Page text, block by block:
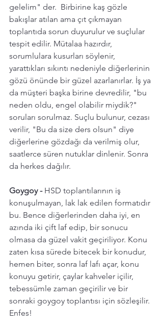
gelelim" der.  Birbirine kaş gözle
bakışlar atılan ama çıt çıkmayan
toplantıda sorun duyurulur ve suçlular
tespit edilir. Mütalaa hazırdır,
sorumlulara kusurları söylenir,
yarattıkları sıkıntı nedeniyle diğerlerinin
gözü önünde bir güzel azarlanırlar. İş ya
da müşteri başka birine devredilir, "bu
neden oldu, engel olabilir miydik?"
soruları sorulmaz. Suçlu bulunur, cezası
verilir, "Bu da size ders olsun" diye
diğerlerine gözdağı da verilmiş olur,
saatlerce süren nutuklar dinlenir. Sonra
da herkes dağılır.
Goygoy - HSD toplantılarının iş
konuşulmayan, lak lak edilen formatıdır
bu. Bence diğerlerinden daha iyi, en
azında iki çift laf edip, bir sonucu
olmasa da güzel vakit geçiriliyor. Konu
zaten kısa sürede bitecek bir konudur,
hemen biter, sonra laf lafı açar, konu
konuyu getirir, çaylar kahveler içilir,
tebessümle zaman geçirilir ve bir
sonraki goygoy toplantısı için sözleşilir.
Enfes!